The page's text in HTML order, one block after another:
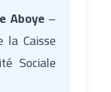
Aboye –
la Caisse
Sociale